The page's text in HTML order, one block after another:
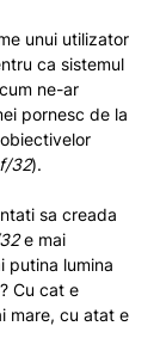
unui utilizator
ca sistemul
ne-ar
pornesc de la
f/32).
sa creada
e mai
putina lumina
Cu cat e
mare, cu atat e